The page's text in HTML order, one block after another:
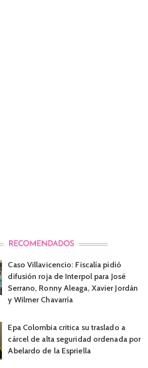
Caso Villavicencio: Fiscalía pidió
difusión roja de Interpol para José
Serrano, Ronny Aleaga, Xavier Jordán
y Wilmer Chavarría
Epa Colombia critica su traslado a
cárcel de alta seguridad ordenada por
Abelardo de la Espriella